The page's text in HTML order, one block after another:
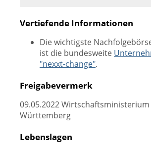
Vertiefende Informationen
Die wichtigste
ist die bundesweite
"nexxt-change".
Freigabevermerk
09.05.2022 Wirtschaftsministerium
Württemberg
Lebenslagen